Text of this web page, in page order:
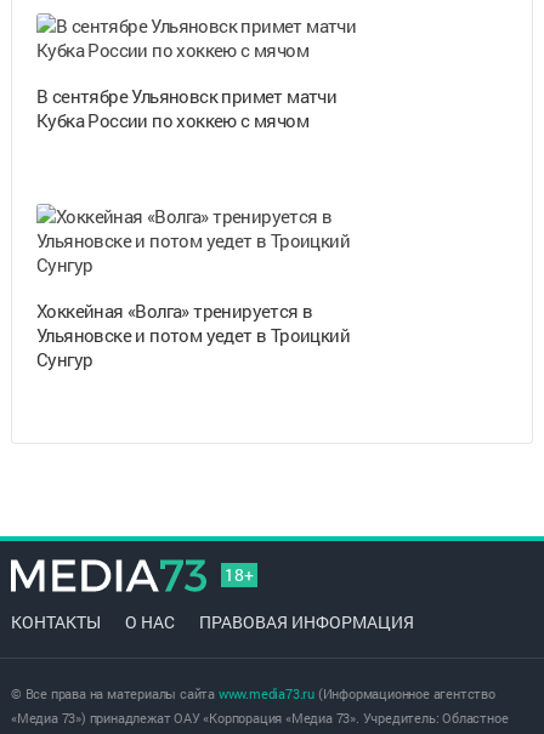
В сентябре Ульяновск примет матчи
Кубка России по хоккею с мячом
Хоккейная «Волга» тренируется в
Ульяновске и потом уедет в Троицкий
Сунгур
18+
КОНТАКТЫ О НАС ПРАВОВАЯ ИНФОРМАЦИЯ
© Все права на материалы сайта www.media73.ru(Информационное агентство
«Медиа 73») принадлежат ОАУ «Корпорация «Медиа 73». Учредитель: Областное